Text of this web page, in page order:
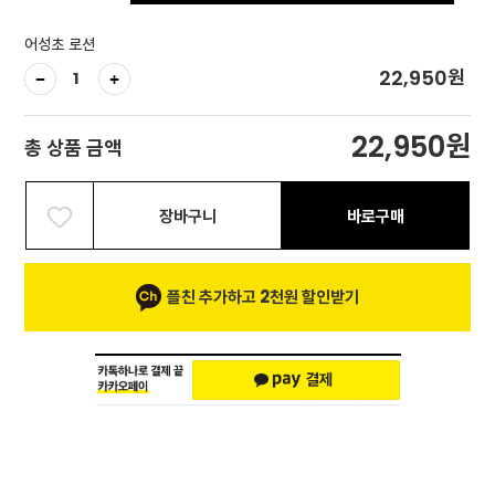
어성초 로션
22,950원
총 상품 금액 22,950원
장바구니 바로구매
플친 추가하고 2천원 할인받기